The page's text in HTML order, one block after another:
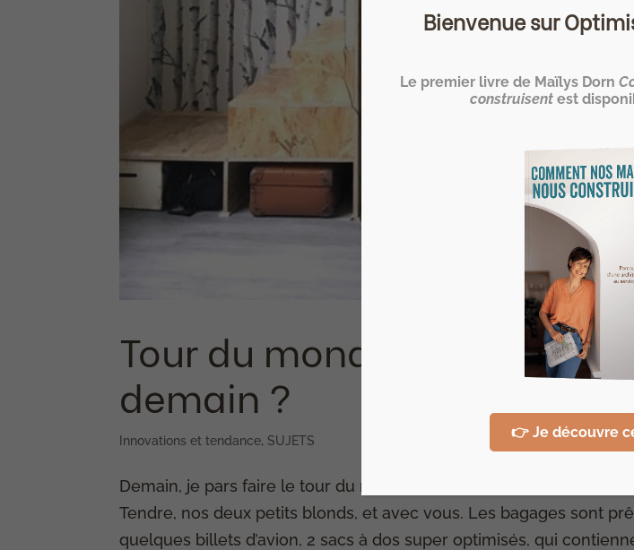
Tour du monde : Quel sera
demain ?
Innovations et tendance, SUJETS
Demain, je pars faire le tour du monde. Où ça ? Chez vous. Avec
Tendre, nos deux petits blonds, et avec vous. Les bagages sont
quelques billets d’avion, 2 sacs à dos super optimisés, qui
Bienvenue sur
Le premier livre de Maïlys Dorn
construisentest
👉 Je découvre